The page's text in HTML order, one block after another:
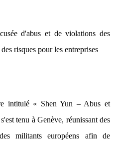
d'abus et de violations des
risques pour les entreprises
intitulé « Shen Yun – Abus et
tenu à Genève, réunissant des
militants européens afin de